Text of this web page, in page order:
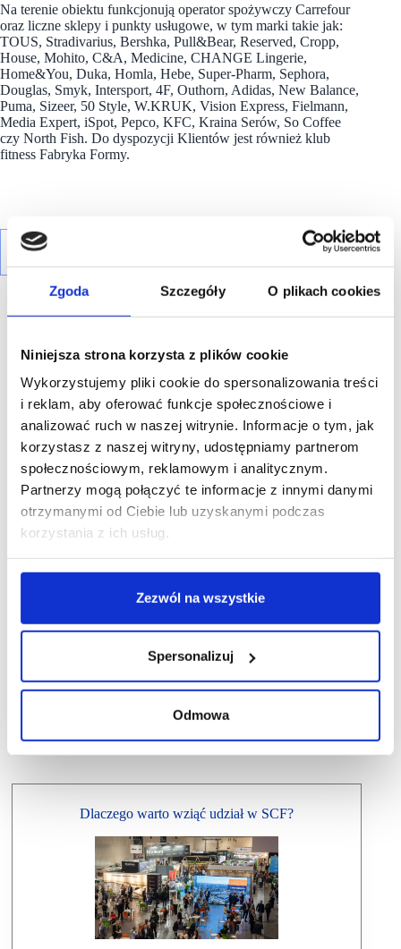
Zgoda Szczegóły O plikach cookies
Niniejsza strona korzysta z plików cookie
Wykorzystujemy pliki cookie do spersonalizowania treści
i reklam, aby oferować funkcje społecznościowe i
analizować ruch w naszej witrynie. Informacje o tym, jak
korzystasz z naszej witryny, udostępniamy partnerom
społecznościowym, reklamowym i analitycznym.
Partnerzy mogą połączyć te informacje z innymi danymi
otrzymanymi od Ciebie lub uzyskanymi podczas
korzystania z ich usług.
Zezwól na wszystkie
Spersonalizuj
Odmowa
Na terenie obiektu funkcjonują operator spożywczy Carrefour
oraz liczne sklepy i punkty usługowe, w tym marki takie jak:
TOUS, Stradivarius, Bershka, Pull&Bear, Reserved, Cropp,
House, Mohito, C&A, Medicine, CHANGE Lingerie,
Home&You, Duka, Homla, Hebe, Super-Pharm, Sephora,
Douglas, Smyk, Intersport, 4F, Outhorn, Adidas, New Balance,
Puma, Sizeer, 50 Style, W.KRUK, Vision Express, Fielmann,
Media Expert, iSpot, Pepco, KFC, Kraina Serów, So Coffee
czy North Fish. Do dyspozycji Klientów jest również klub
fitness Fabryka Formy.
R E K L A M A
Dlaczego warto wziąć udział w SCF?